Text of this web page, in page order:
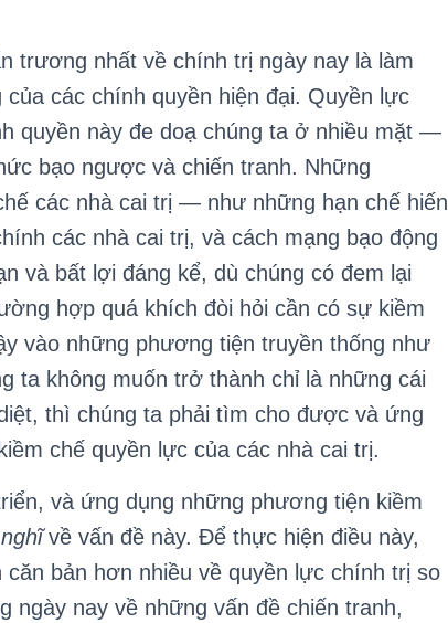
trương nhất về chính trị ngày nay là làm
các chính quyền hiện đại. Quyền lực
quyền này đe doạ chúng ta ở nhiều mặt —
bạo ngược và chiến tranh. Những
các nhà cai trị — như những hạn chế hiến
các nhà cai trị, và cách mạng bạo động
và bất lợi đáng kể, dù chúng có đem lại
hợp quá khích đòi hỏi cần có sự kiềm
vào những phương tiện truyền thống như
ta không muốn trở thành chỉ là những cái
thì chúng ta phải tìm cho được và ứng
chế quyền lực của các nhà cai trị.
và ứng dụng những phương tiện kiềm
về vấn đề này. Để thực hiện điều này,
bản hơn nhiều về quyền lực chính trị so
ngày nay về những vấn đề chiến tranh,